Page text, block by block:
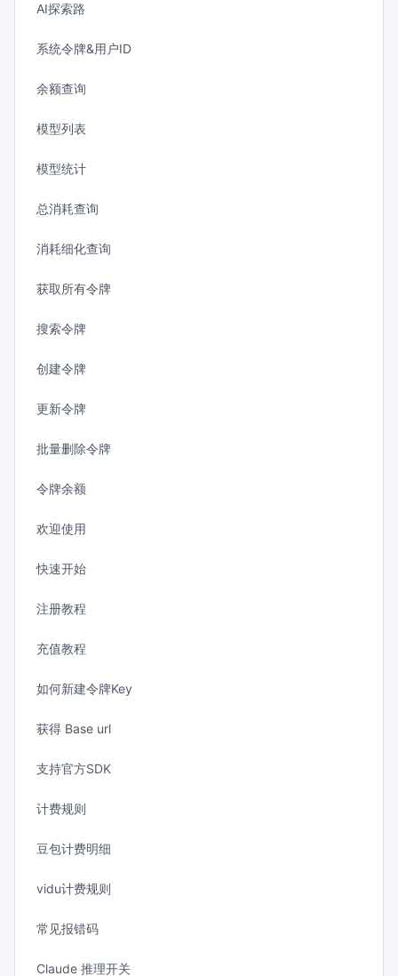
AI探索路
系统令牌&用户ID
余额查询
模型列表
模型统计
总消耗查询
消耗细化查询
获取所有令牌
搜索令牌
创建令牌
更新令牌
批量删除令牌
令牌余额
欢迎使用
快速开始
注册教程
充值教程
如何新建令牌Key
获得 Base url
支持官方SDK
计费规则
豆包计费明细
vidu计费规则
常见报错码
Claude 推理开关